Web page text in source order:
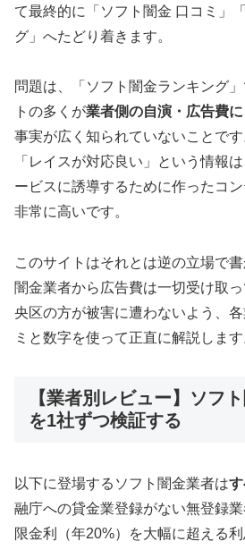
て最終的に「ソフト闇金 口コミ」
グ」へたどり着きます。
問題は、「ソフト闇金ランキング
トの多くが業者側の自演・広告費
事実が広く知られていないことです
「レイスが対応良い」という情報
ービスに誘導するために作ったコ
非常に高いです。
このサイトはそれとは逆の立場で
闇金業者から広告費は一切受け取
央区の方が被害に遭わないよう、
ミと数字を使って正直に解説します
【業者別レビュー】ソフ
を1社ずつ検証する
以下に登場するソフト闇金業者は
融庁への貸金業登録がない無登録
限金利（年20%）を大幅に超える利